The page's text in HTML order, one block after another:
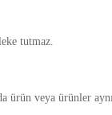
tutmaz.
ürün veya ürünler